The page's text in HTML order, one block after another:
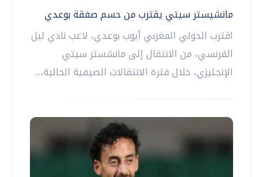
مانشيستر سيتي يقترب من حسم صفقة بوعدي
اقترب الدولي المغربي أيوب بوعدي، لاعب نادي ليل
الفرنسي، من الانتقال إلى مانشستر سيتي
الإنجليزي، خلال فترة الانتقالات الصيفية الحالية،...